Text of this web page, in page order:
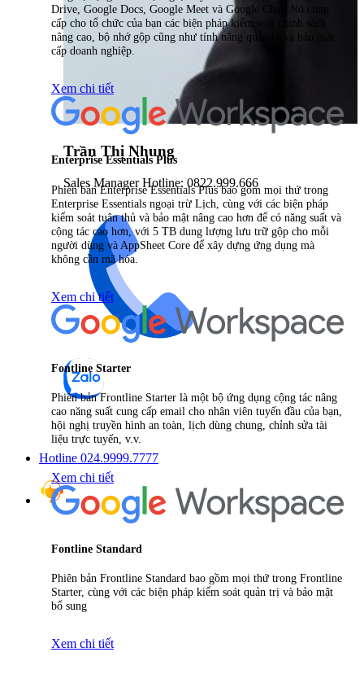
Trần Thị Nhung
Sales Manager Hotline: 0822.999.666
Hotline 024.9999.7777
Drive, Google Docs, Google Meet và Google Chat. Nó cung
cấp cho tổ chức của bạn các biện pháp kiểm soát chính sách
nâng cao, bộ nhớ gộp cũng như tính năng quản lý và bảo mật
cấp doanh nghiệp.
Xem chi tiết
Enterprise Essentials Plus
Phiên bản Enterprise Essentials Plus bao gồm mọi thứ trong
Enterprise Essentials ngoại trừ Lịch, cùng với các biện pháp
kiểm soát tuân thủ và bảo mật nâng cao hơn để có năng suất và
cộng tác cao hơn, với 5 TB dung lượng lưu trữ gộp cho mỗi
người dùng và AppSheet Core để xây dựng ứng dụng mà
không cần mã hóa.
Xem chi tiết
Fontline Starter
Phiên bản Frontline Starter là một bộ ứng dụng cộng tác nâng
cao năng suất cung cấp email cho nhân viên tuyến đầu của bạn,
hội nghị truyền hình an toàn, lịch dùng chung, chỉnh sửa tài
liệu trực tuyến, v.v.
Xem chi tiết
Fontline Standard
Phiên bản Frontline Standard bao gồm mọi thứ trong Frontline
Starter, cùng với các biện pháp kiểm soát quản trị và bảo mật
bổ sung
Xem chi tiết